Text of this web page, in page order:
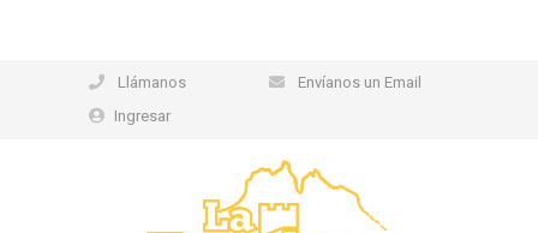
Llámanos
Envíanos un Email
Ingresar